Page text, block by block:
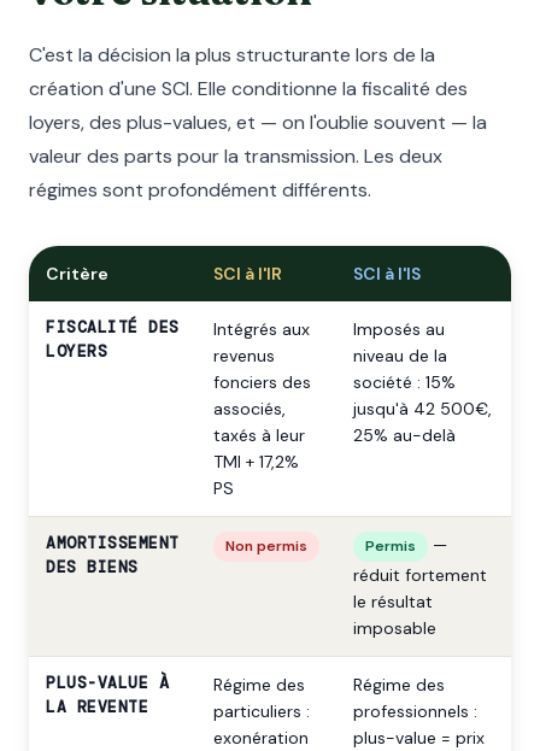
C'est la décision la plus structurante lors de la
création d'une SCI. Elle conditionne la fiscalité des
loyers, des plus-values, et — on l'oublie souvent — la
valeur des parts pour la transmission. Les deux
régimes sont profondément différents.
Critère SCI à l'IR SCI à l'IS
FISCALITÉ DES
LOYERS
Intégrés aux
revenus
fonciers des
associés,
taxés à leur
TMI + 17,2%
PS
Imposés au
niveau de la
société : 15%
jusqu'à 42 500€,
25% au-delà
AMORTISSEMENT
DES BIENS
Non permis Permis
—
réduit fortement
le résultat
imposable
PLUS-VALUE À
LA REVENTE
Régime des
particuliers :
exonération
Régime des
professionnels :
plus-value = prix